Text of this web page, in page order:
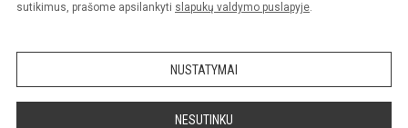
sutikimus, prašome apsilankyti slapukų valdymo puslapyje.
NUSTATYMAI
NESUTINKU
Sumanus būdas atnaujinti